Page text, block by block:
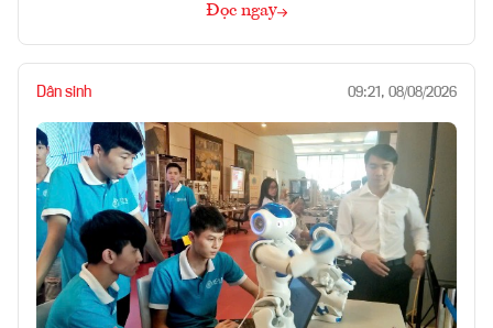
Đọc ngay
Dân sinh 09:21, 08/08/2026